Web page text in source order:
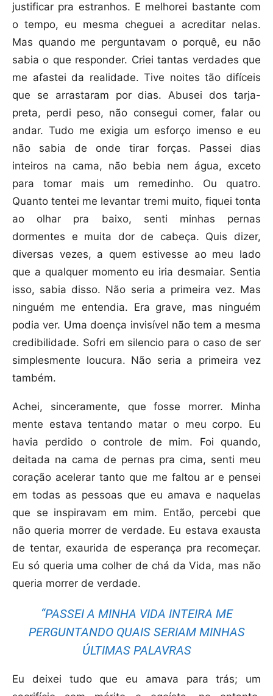
justificar pra estranhos. E melhorei bastante com
o tempo, eu mesma cheguei a acreditar nelas.
Mas quando me perguntavam o porquê, eu não
sabia o que responder. Criei tantas verdades que
me afastei da realidade. Tive noites tão difíceis
que se arrastaram por dias. Abusei dos tarja-
preta, perdi peso, não consegui comer, falar ou
andar. Tudo me exigia um esforço imenso e eu
não sabia de onde tirar forças. Passei dias
inteiros na cama, não bebia nem água, exceto
para tomar mais um remedinho. Ou quatro.
Quanto tentei me levantar tremi muito, fiquei tonta
ao olhar pra baixo, senti minhas pernas
dormentes e muita dor de cabeça. Quis dizer,
diversas vezes, a quem estivesse ao meu lado
que a qualquer momento eu iria desmaiar. Sentia
isso, sabia disso. Não seria a primeira vez. Mas
ninguém me entendia. Era grave, mas ninguém
podia ver. Uma doença invisível não tem a mesma
credibilidade. Sofri em silencio para o caso de ser
simplesmente loucura. Não seria a primeira vez
também.
Achei, sinceramente, que fosse morrer. Minha
mente estava tentando matar o meu corpo. Eu
havia perdido o controle de mim. Foi quando,
deitada na cama de pernas pra cima, senti meu
coração acelerar tanto que me faltou ar e pensei
em todas as pessoas que eu amava e naquelas
que se inspiravam em mim. Então, percebi que
não queria morrer de verdade. Eu estava exausta
de tentar, exaurida de esperança pra recomeçar.
Eu só queria uma colher de chá da Vida, mas não
queria morrer de verdade.
“PASSEI A MINHA VIDA INTEIRA ME
PERGUNTANDO QUAIS SERIAM MINHAS
ÚLTIMAS PALAVRAS
Eu deixei tudo que eu amava para trás; um